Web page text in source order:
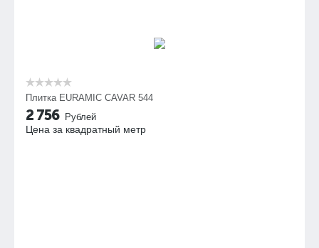
Плитка EURAMIC CAVAR 544
2 756 Рублей
Цена за квадратный метр